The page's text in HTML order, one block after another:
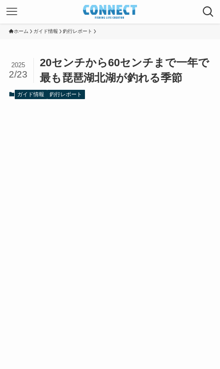
ホーム ガイド情報 釣行レポート
20センチから60センチまで一年で
最も琵琶湖北湖が釣れる季節
2025
2/23
ガイド情報 釣行レポート